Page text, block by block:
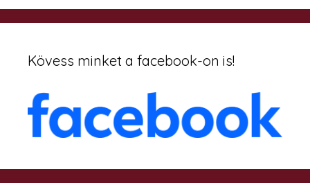
Kövess minket a facebook-on is!